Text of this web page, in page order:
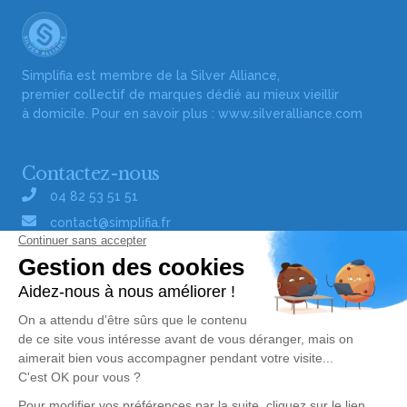
Simplifia est membre de la Silver Alliance,
premier collectif de marques dédié au mieux vieillir
à domicile. Pour en savoir plus : www.silveralliance.com
Contactez-nous
04 82 53 51 51
contact@simplifia.fr
Réseaux sociaux
Liens utiles
Publier un avis de décès